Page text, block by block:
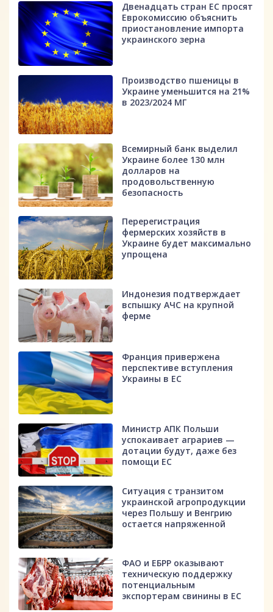
Двенадцать стран ЕС просят
Еврокомиссию объяснить
приостановление импорта
украинского зерна
Производство пшеницы в
Украине уменьшится на 21%
в 2023/2024 МГ
Всемирный банк выделил
Украине более 130 млн
долларов на
продовольственную
безопасность
Перерегистрация
фермерских хозяйств в
Украине будет максимально
упрощена
Индонезия подтверждает
вспышку АЧС на крупной
ферме
Франция привержена
перспективе вступления
Украины в ЕС
Министр АПК Польши
успокаивает аграриев —
дотации будут, даже без
помощи ЕС
Ситуация с транзитом
украинской агропродукции
через Польшу и Венгрию
остается напряженной
ФАО и ЕБРР оказывают
техническую поддержку
потенциальным
экспортерам свинины в ЕС